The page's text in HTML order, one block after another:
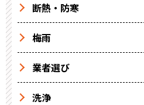
断熱・防寒
梅雨
業者選び
洗浄